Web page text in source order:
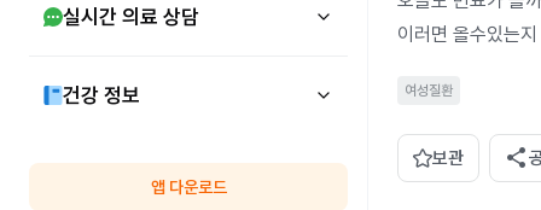
실시간 의료 상담
건강 정보
앱 다운로드
이러면 올수있는지
여성질환
보관 share